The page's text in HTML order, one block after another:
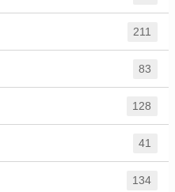
211
83
128
41
134